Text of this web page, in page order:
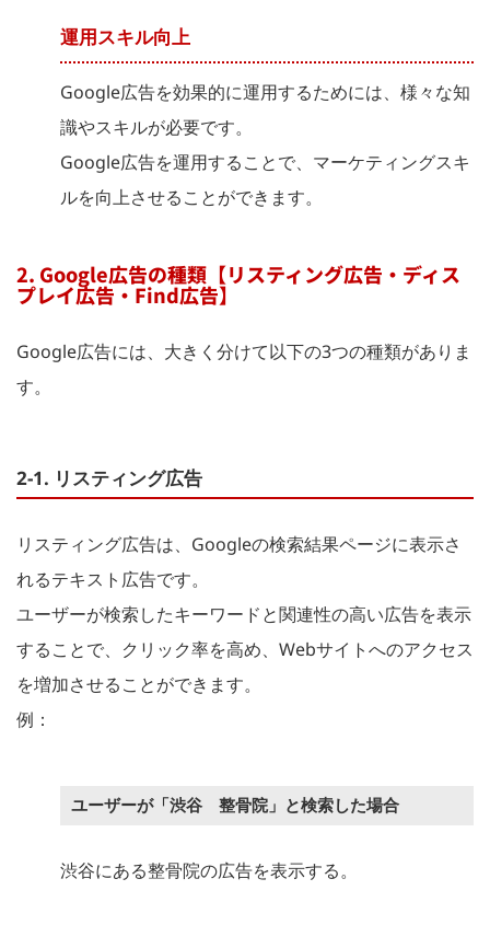
運用スキル向上
Google広告を効果的に運用するためには、様々な知
識やスキルが必要です。
Google広告を運用することで、マーケティングスキ
ルを向上させることができます。
2. Google広告の種類【リスティング広告・ディス
プレイ広告・Find広告】
Google広告には、大きく分けて以下の3つの種類がありま
す。
2-1. リスティング広告
リスティング広告は、Googleの検索結果ページに表示さ
れるテキスト広告です。
ユーザーが検索したキーワードと関連性の高い広告を表示
することで、クリック率を高め、Webサイトへのアクセス
を増加させることができます。
例：
ユーザーが「渋谷 整骨院」と検索した場合
渋谷にある整骨院の広告を表示する。